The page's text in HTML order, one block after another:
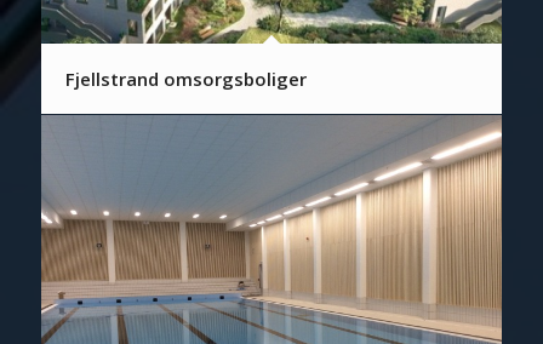
Fjellstrand omsorgsboliger